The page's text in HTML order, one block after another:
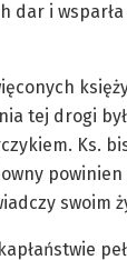
dar i
tej drogi
Ks.
powinien
swoim